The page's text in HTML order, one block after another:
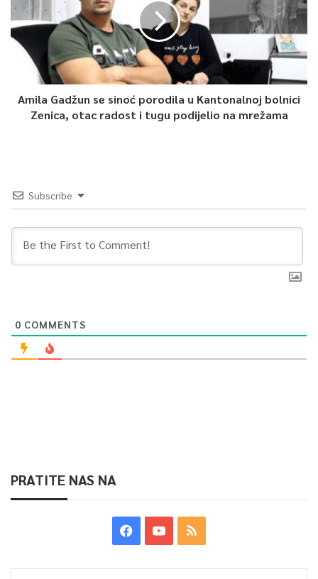
Amila Gadžun se sinoć porodila u Kantonalnoj bolnici
Zenica, otac radost i tugu podijelio na mrežama
Subscribe
0 COMMENTS
PRATITE NAS NA